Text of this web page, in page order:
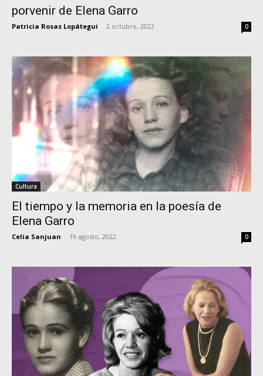
porvenir de Elena Garro
Patricia Rosas Lopátegui 2 octubre, 2022 0
Cultura
El tiempo y la memoria en la poesía de
Elena Garro
Celia Sanjuan 19 agosto, 2022 0